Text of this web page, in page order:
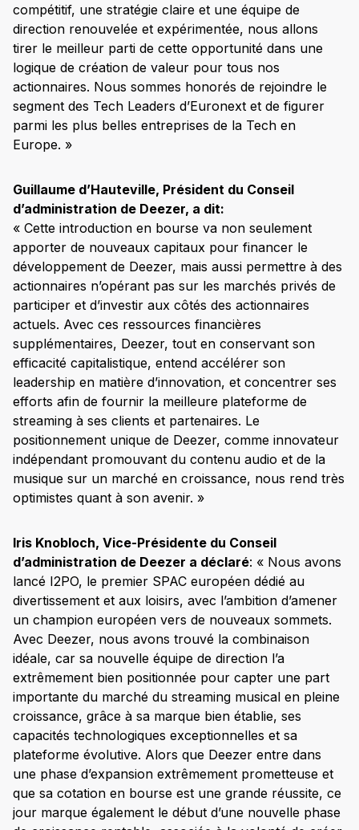
compétitif, une stratégie claire et une équipe de
direction renouvelée et expérimentée, nous allons
tirer le meilleur parti de cette opportunité dans une
logique de création de valeur pour tous nos
actionnaires. Nous sommes honorés de rejoindre le
segment des Tech Leaders d’Euronext et de figurer
parmi les plus belles entreprises de la Tech en
Europe. »
Guillaume d’Hauteville, Président du Conseil
d’administration de Deezer, a dit:
« Cette introduction en bourse va non seulement
apporter de nouveaux capitaux pour financer le
développement de Deezer, mais aussi permettre à des
actionnaires n’opérant pas sur les marchés privés de
participer et d’investir aux côtés des actionnaires
actuels. Avec ces ressources financières
supplémentaires, Deezer, tout en conservant son
efficacité capitalistique, entend accélérer son
leadership en matière d’innovation, et concentrer ses
efforts afin de fournir la meilleure plateforme de
streaming à ses clients et partenaires. Le
positionnement unique de Deezer, comme innovateur
indépendant promouvant du contenu audio et de la
musique sur un marché en croissance, nous rend très
optimistes quant à son avenir. »
Iris Knobloch, Vice-Présidente du Conseil
d’administration de Deezer a déclaré: « Nous avons
lancé I2PO, le premier SPAC européen dédié au
divertissement et aux loisirs, avec l’ambition d’amener
un champion européen vers de nouveaux sommets.
Avec Deezer, nous avons trouvé la combinaison
idéale, car sa nouvelle équipe de direction l’a
extrêmement bien positionnée pour capter une part
importante du marché du streaming musical en pleine
croissance, grâce à sa marque bien établie, ses
capacités technologiques exceptionnelles et sa
plateforme évolutive. Alors que Deezer entre dans
une phase d’expansion extrêmement prometteuse et
que sa cotation en bourse est une grande réussite, ce
jour marque également le début d’une nouvelle phase